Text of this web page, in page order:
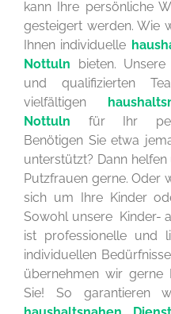
kann Ihre persönliche
gesteigert werden. Wie
Ihnen individuelle
Nottuln bieten.
und qualifizierten
vielfältigen
Nottuln für Ihr
Benötigen Sie etwa
unterstützt? Dann
Putzfrauen gerne. Oder
sich um Ihre Kinder
Sowohl unsere Kinder-
ist professionelle und
individuellen
übernehmen wir gerne
Sie! So garantieren